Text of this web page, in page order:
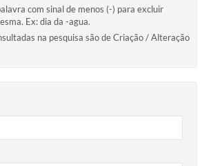
com sinal de menos (-) para excluir
Ex: dia da -agua.
na pesquisa são de Criação / Alteração